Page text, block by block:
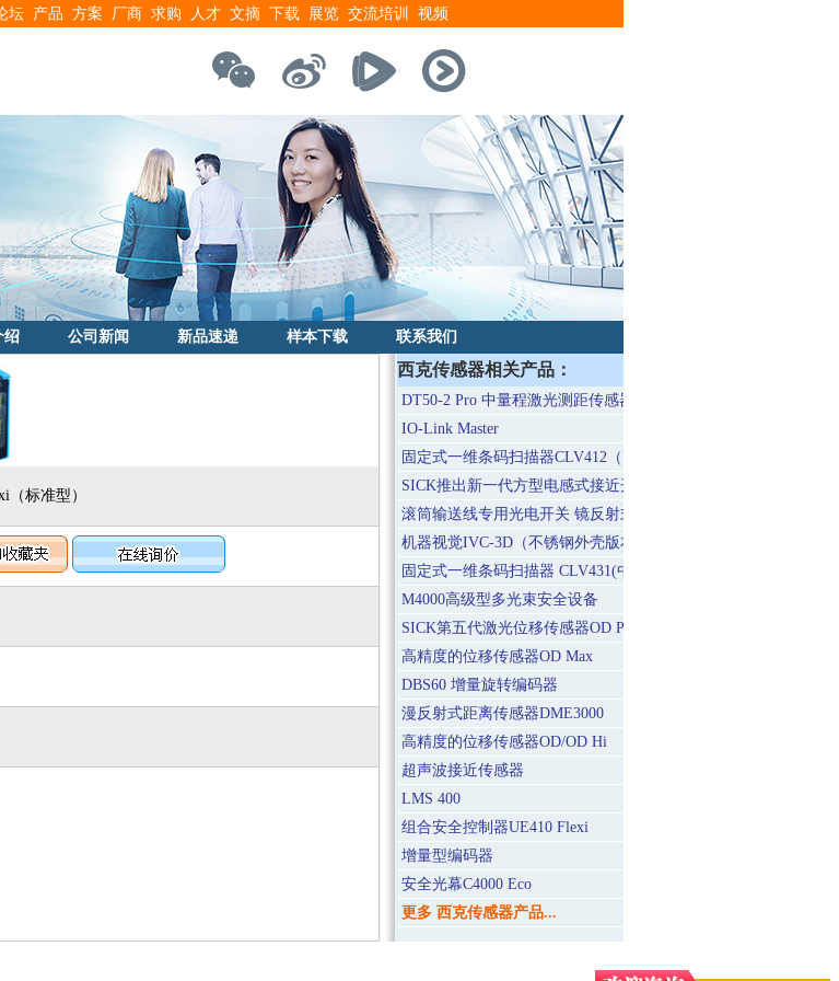
坛 产品 方案 厂商 求购 人才 文摘 下载 展览 交流培训 视频
绍 公司新闻 新品速递 样本下载 联系我们
标准型）
西克传感器相关产品：
DT50-2 Pro 中量程激光测距传感器
IO-Link Master
固定式一维条码扫描器CLV412（高分辨率型）
SICK推出新一代方型电感式接近开关IQ08/10/12
滚筒输送线专用光电开关 镜反射式ZLM1-B
机器视觉IVC-3D（不锈钢外壳版本）
固定式一维条码扫描器 CLV431(中距离型)
M4000高级型多光束安全设备
SICK第五代激光位移传感器OD Precision
高精度的位移传感器OD Max
DBS60 增量旋转编码器
漫反射式距离传感器DME3000
高精度的位移传感器OD/OD Hi
超声波接近传感器
LMS 400
组合安全控制器UE410 Flexi
增量型编码器
安全光幕C4000 Eco
更多 西克传感器产品...